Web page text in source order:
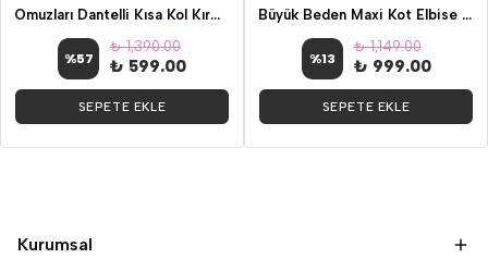
Omuzları Dantelli Kısa Kol Kırmızı Sandy Elbise
%57
₺ 1,390.00
₺ 599.00
SEPETE EKLE
Büyük Beden Maxi Kot Elbise Mavi
%13
₺ 1,149.00
₺ 999.00
SEPETE EKLE
Kurumsal